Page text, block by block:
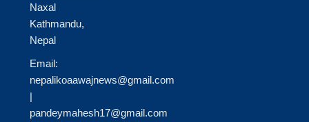
Naxal
Kathmandu,
Nepal
Email:
nepalikoaawajnews@gmail.com
|
pandeymahesh17@gmail.com